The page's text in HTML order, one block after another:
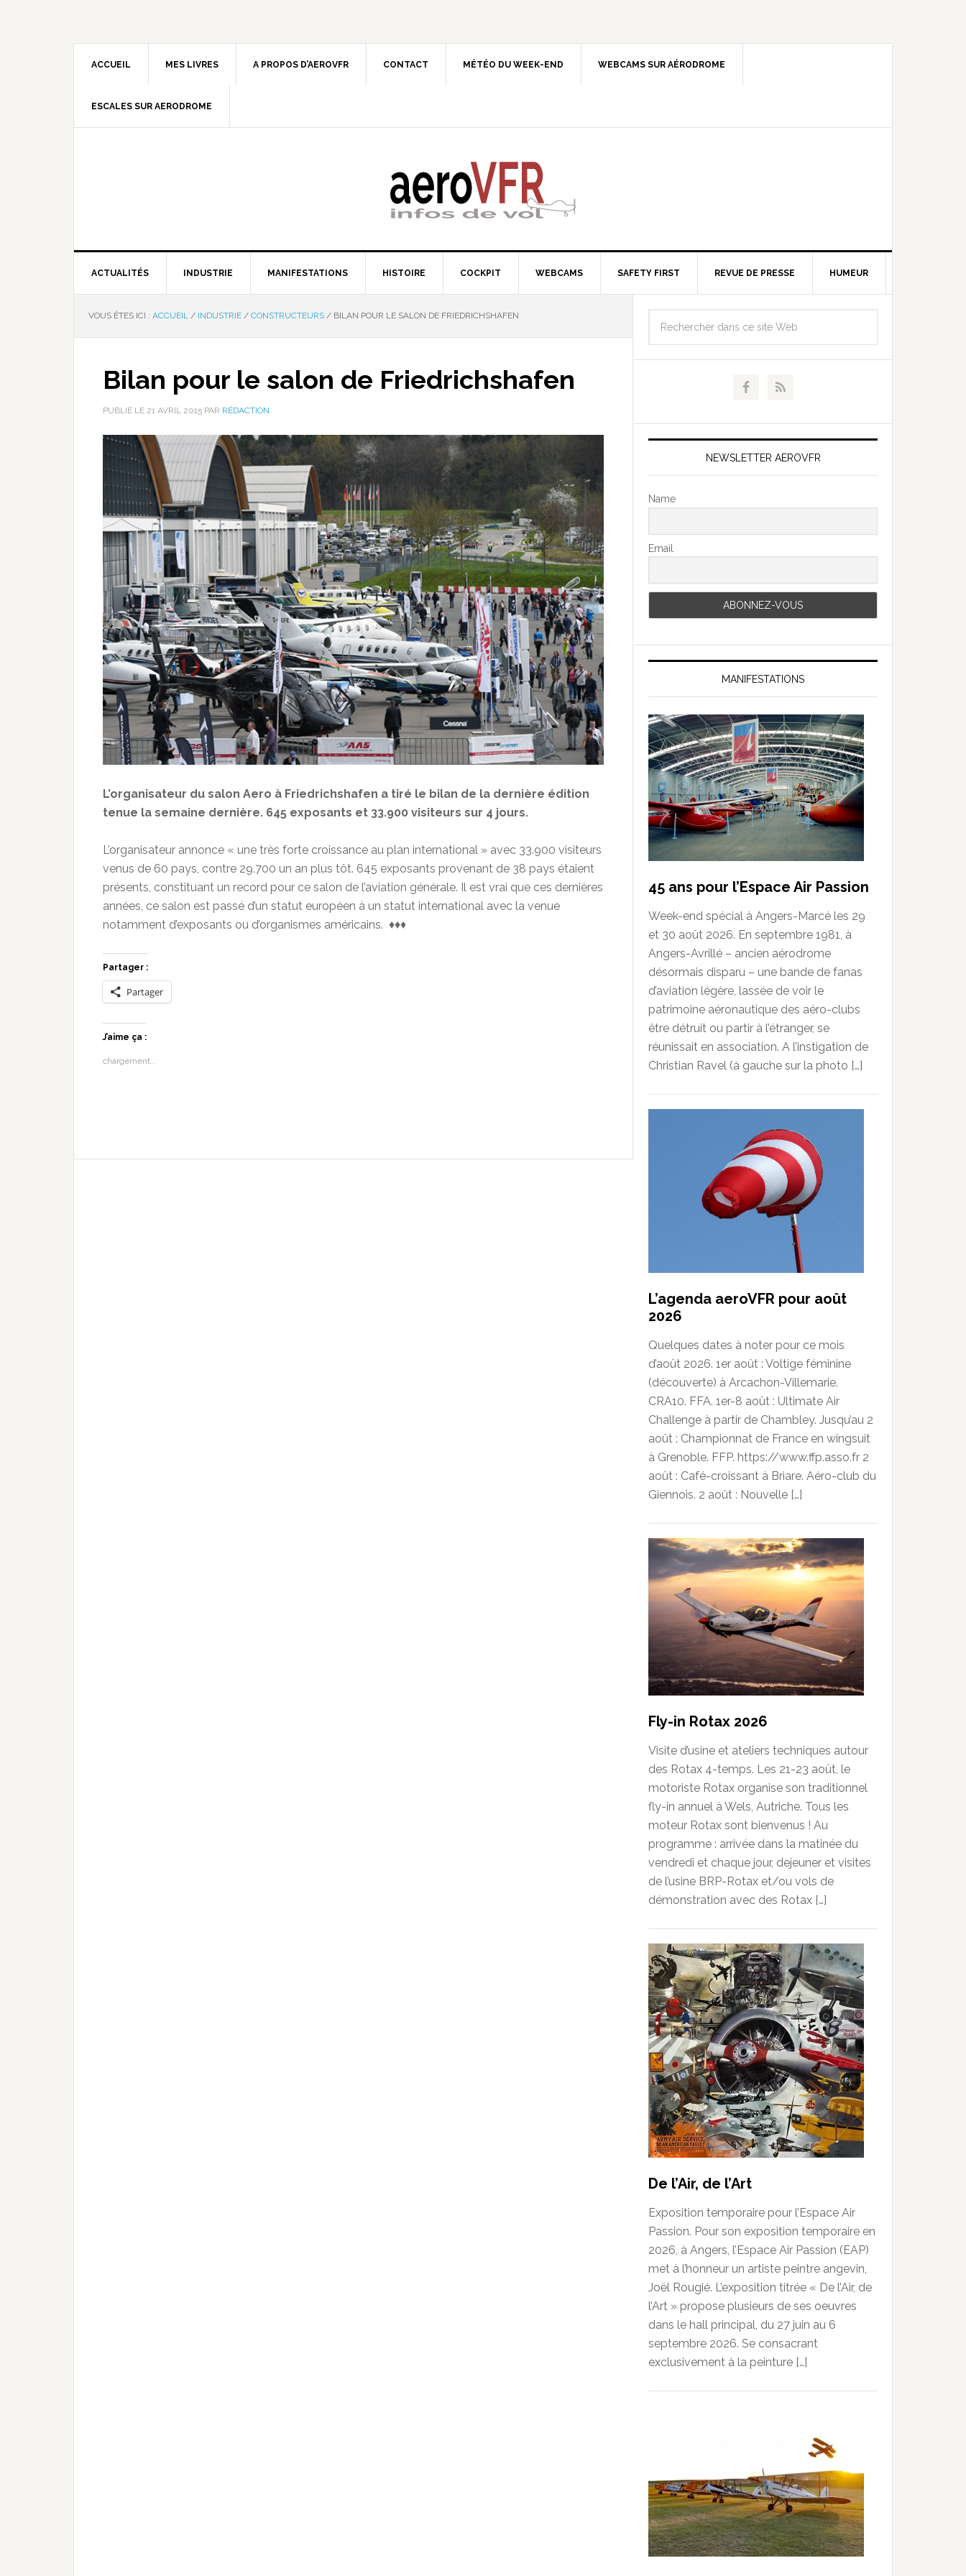
ACCUEIL MES LIVRES A PROPOS D’AEROVFR CONTACT MÉTÉO DU WEEK-END WEBCAMS SUR AÉRODROME
ESCALES SUR AERODROME
ACTUALITÉS INDUSTRIE MANIFESTATIONS HISTOIRE COCKPIT WEBCAMS SAFETY FIRST REVUE DE PRESSE HUMEUR
VOUS ÊTES ICI : ACCUEIL / INDUSTRIE / CONSTRUCTEURS / BILAN POUR LE SALON DE FRIEDRICHSHAFEN
Bilan pour le salon de Friedrichshafen
PUBLIÉ LE 21 AVRIL 2015 PAR RÉDACTION
L’organisateur du salon Aero à Friedrichshafen a tiré le bilan de la dernière édition
tenue la semaine dernière. 645 exposants et 33.900 visiteurs sur 4 jours.
L’organisateur annonce « une très forte croissance au plan international » avec 33.900 visiteurs
venus de 60 pays, contre 29.700 un an plus tôt. 645 exposants provenant de 38 pays étaient
présents, constituant un record pour ce salon de l’aviation générale. Il est vrai que ces dernières
années, ce salon est passé d’un statut européen à un statut international avec la venue
notamment d’exposants ou d’organismes américains. ♦♦♦
Partager :
Partager
J’aime ça :
chargement…
NEWSLETTER AEROVFR
Name
Email
MANIFESTATIONS
45 ans pour l’Espace Air Passion
Week-end spécial à Angers-Marcé les 29
et 30 août 2026. En septembre 1981, à
Angers-Avrillé – ancien aérodrome
désormais disparu – une bande de fanas
d’aviation légère, lassée de voir le
patrimoine aéronautique des aéro-clubs
être détruit ou partir à l’étranger, se
réunissait en association. A l’instigation de
Christian Ravel (à gauche sur la photo […]
L’agenda aeroVFR pour août
2026
Quelques dates à noter pour ce mois
d’août 2026. 1er août : Voltige féminine
(découverte) à Arcachon-Villemarie.
CRA10. FFA. 1er-8 août : Ultimate Air
Challenge à partir de Chambley. Jusqu’au 2
août : Championnat de France en wingsuit
à Grenoble. FFP. https://www.ffp.asso.fr 2
août : Café-croissant à Briare. Aéro-club du
Giennois. 2 août : Nouvelle […]
Fly-in Rotax 2026
Visite d’usine et ateliers techniques autour
des Rotax 4-temps. Les 21-23 août, le
motoriste Rotax organise son traditionnel
fly-in annuel à Wels, Autriche. Tous les
moteur Rotax sont bienvenus ! Au
programme : arrivée dans la matinée du
vendredi et chaque jour, dejeuner et visites
de l’usine BRP-Rotax et/ou vols de
démonstration avec des Rotax […]
De l’Air, de l’Art
Exposition temporaire pour l’Espace Air
Passion. Pour son exposition temporaire en
2026, à Angers, l’Espace Air Passion (EAP)
met à l’honneur un artiste peintre angevin,
Joël Rougié. L’exposition titrée « De l’Air, de
l’Art » propose plusieurs de ses oeuvres
dans le hall principal, du 27 juin au 6
septembre 2026. Se consacrant
exclusivement à la peinture […]